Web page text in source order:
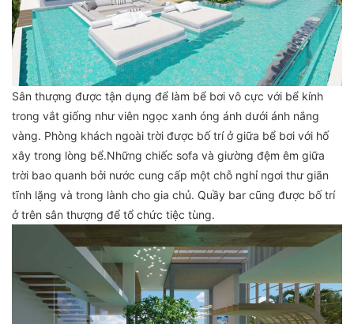
Sân thượng được tận dụng để làm bể bơi vô cực với bể kính
trong vắt giống như viên ngọc xanh óng ánh dưới ánh nắng
vàng. Phòng khách ngoài trời được bố trí ở giữa bể bơi với hố
xây trong lòng bể.Những chiếc sofa và giường đệm êm giữa
trời bao quanh bởi nước cung cấp một chỗ nghỉ ngơi thư giãn
tĩnh lặng và trong lành cho gia chủ. Quầy bar cũng được bố trí
ở trên sân thượng để tổ chức tiệc tùng.